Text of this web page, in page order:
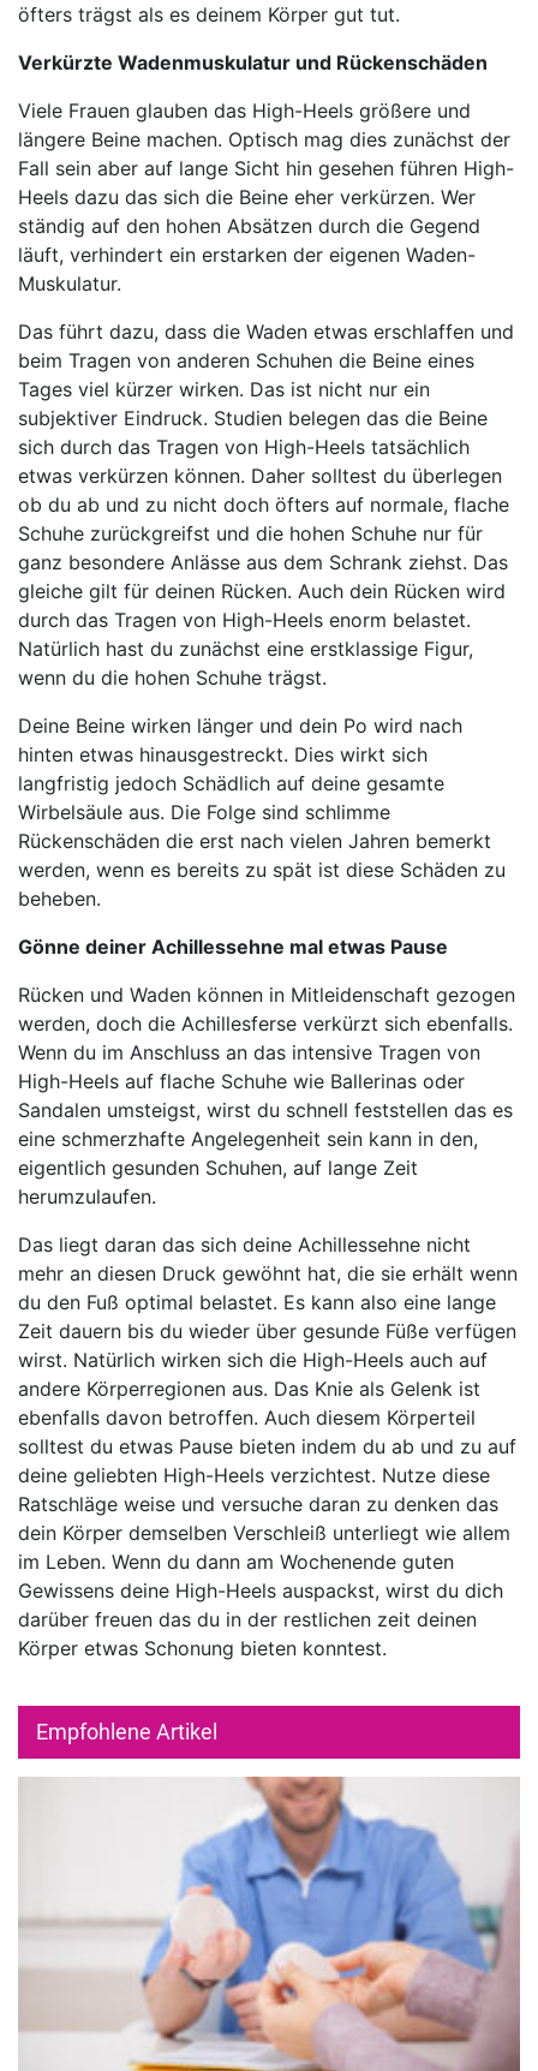
öfters trägst als es deinem Körper gut tut.
Verkürzte Wadenmuskulatur und Rückenschäden
Viele Frauen glauben das High-Heels größere und
längere Beine machen. Optisch mag dies zunächst der
Fall sein aber auf lange Sicht hin gesehen führen High-
Heels dazu das sich die Beine eher verkürzen. Wer
ständig auf den hohen Absätzen durch die Gegend
läuft, verhindert ein erstarken der eigenen Waden-
Muskulatur.
Das führt dazu, dass die Waden etwas erschlaffen und
beim Tragen von anderen Schuhen die Beine eines
Tages viel kürzer wirken. Das ist nicht nur ein
subjektiver Eindruck. Studien belegen das die Beine
sich durch das Tragen von High-Heels tatsächlich
etwas verkürzen können. Daher solltest du überlegen
ob du ab und zu nicht doch öfters auf normale, flache
Schuhe zurückgreifst und die hohen Schuhe nur für
ganz besondere Anlässe aus dem Schrank ziehst. Das
gleiche gilt für deinen Rücken. Auch dein Rücken wird
durch das Tragen von High-Heels enorm belastet.
Natürlich hast du zunächst eine erstklassige Figur,
wenn du die hohen Schuhe trägst.
Deine Beine wirken länger und dein Po wird nach
hinten etwas hinausgestreckt. Dies wirkt sich
langfristig jedoch Schädlich auf deine gesamte
Wirbelsäule aus. Die Folge sind schlimme
Rückenschäden die erst nach vielen Jahren bemerkt
werden, wenn es bereits zu spät ist diese Schäden zu
beheben.
Gönne deiner Achillessehne mal etwas Pause
Rücken und Waden können in Mitleidenschaft gezogen
werden, doch die Achillesferse verkürzt sich ebenfalls.
Wenn du im Anschluss an das intensive Tragen von
High-Heels auf flache Schuhe wie Ballerinas oder
Sandalen umsteigst, wirst du schnell feststellen das es
eine schmerzhafte Angelegenheit sein kann in den,
eigentlich gesunden Schuhen, auf lange Zeit
herumzulaufen.
Das liegt daran das sich deine Achillessehne nicht
mehr an diesen Druck gewöhnt hat, die sie erhält wenn
du den Fuß optimal belastet. Es kann also eine lange
Zeit dauern bis du wieder über gesunde Füße verfügen
wirst. Natürlich wirken sich die High-Heels auch auf
andere Körperregionen aus. Das Knie als Gelenk ist
ebenfalls davon betroffen. Auch diesem Körperteil
solltest du etwas Pause bieten indem du ab und zu auf
deine geliebten High-Heels verzichtest. Nutze diese
Ratschläge weise und versuche daran zu denken das
dein Körper demselben Verschleiß unterliegt wie allem
im Leben. Wenn du dann am Wochenende guten
Gewissens deine High-Heels auspackst, wirst du dich
darüber freuen das du in der restlichen zeit deinen
Körper etwas Schonung bieten konntest.
Empfohlene Artikel